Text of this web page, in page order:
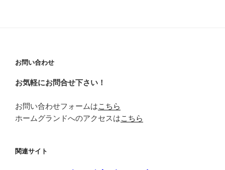
お問い合わせ
お気軽にお問合せ下さい！
お問い合わせフォームはこちら
ホームグランドへのアクセスはこちら
関連サイト